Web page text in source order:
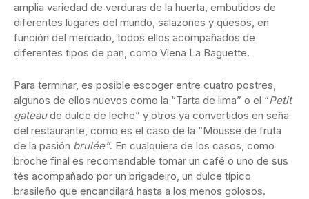
amplia variedad de verduras de la huerta, embutidos de
diferentes lugares del mundo, salazones y quesos, en
función del mercado, todos ellos acompañados de
diferentes tipos de pan, como Viena La Baguette.
Para terminar, es posible escoger entre cuatro postres,
algunos de ellos nuevos como la “Tarta de lima” o el “Petit
gateaude dulce de leche” y otros ya convertidos en seña
del restaurante, como es el caso de la “Mousse de fruta
de la pasión brulée”. En cualquiera de los casos, como
broche final es recomendable tomar un café o uno de sus
tés acompañado por un brigadeiro, un dulce típico
brasileño que encandilará hasta a los menos golosos.